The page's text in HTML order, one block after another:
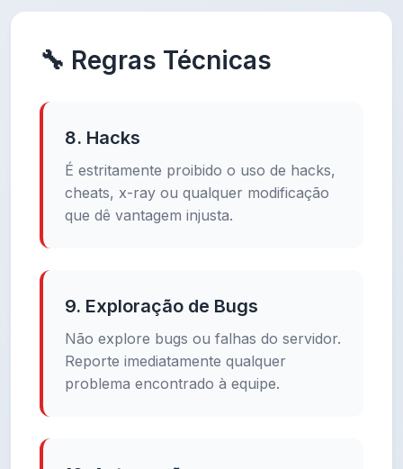
🔧 Regras Técnicas
8. Hacks
É estritamente proibido o uso de hacks,
cheats, x-ray ou qualquer modificação
que dê vantagem injusta.
9. Exploração de Bugs
Não explore bugs ou falhas do servidor.
Reporte imediatamente qualquer
problema encontrado à equipe.